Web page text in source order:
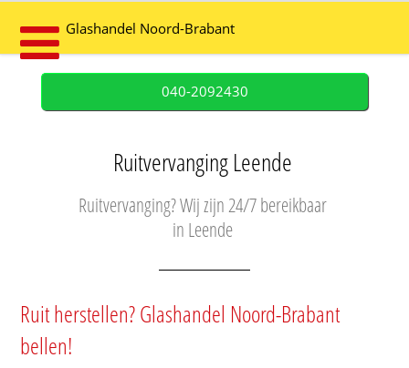
Glashandel Noord-Brabant
040-2092430
Ruitvervanging Leende
Ruitvervanging? Wij zijn 24/7 bereikbaar
in Leende
Ruit herstellen? Glashandel Noord-Brabant
bellen!